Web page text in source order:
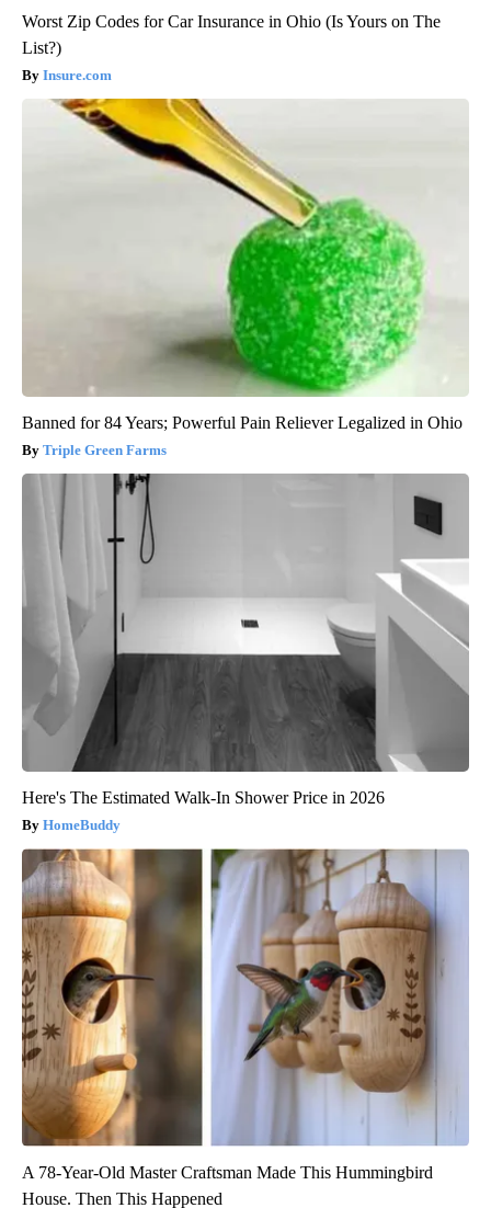
Worst Zip Codes for Car Insurance in Ohio (Is Yours on The
List?)
Insure.com
Banned for 84 Years; Powerful Pain Reliever Legalized in Ohio
Triple Green Farms
Here's The Estimated Walk-In Shower Price in 2026
HomeBuddy
A 78-Year-Old Master Craftsman Made This Hummingbird
House. Then This Happened